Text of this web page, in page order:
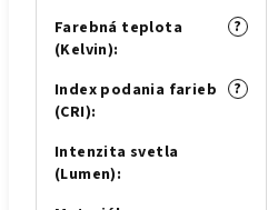
?
Farebná teplota
(Kelvin):
?
Index podania farieb
(CRI):
Intenzita svetla
(Lumen):